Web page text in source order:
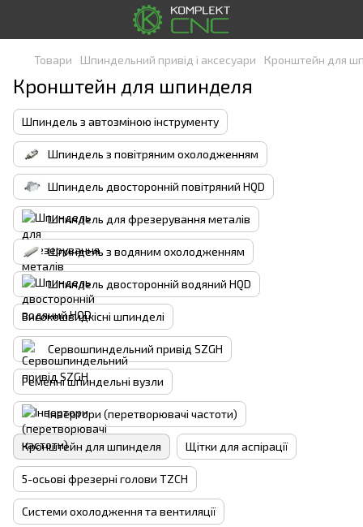
Товари Шпиндельний привід і аксесуари Кронштейн для
Кронштейн для шпинделя
Шпиндель з автозміною інструменту
Шпиндель з повітряним охолодженням
Шпиндель двосторонній повітряний HQD
Шпиндель для фрезерування металів
Шпиндель з водяним охолодженням
Шпиндель двосторонній водяний HQD
Високошвидкісні шпинделі
Сервошпиндельний привід SZGH
Ременні шпиндельні вузли
Інвертори (перетворювачі частоти)
Кронштейн для шпинделя Щітки для аспірації
5-осьові фрезерні голови TZCH
Системи охолодження та вентиляції